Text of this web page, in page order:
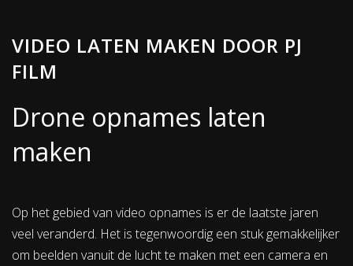
VIDEO LATEN MAKEN DOOR PJ
FILM
Drone opnames laten
maken
Op het gebied van video opnames is er de laatste jaren
veel veranderd. Het is tegenwoordig een stuk gemakkelijker
om beelden vanuit de lucht te maken met een camera en